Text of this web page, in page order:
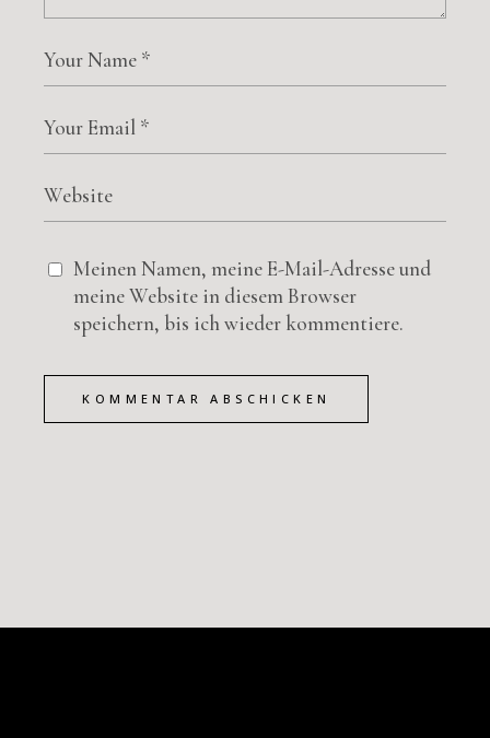
Meinen Namen, meine E-Mail-Adresse und
meine Website in diesem Browser
speichern, bis ich wieder kommentiere.
KOMMENTAR ABSCHICKEN